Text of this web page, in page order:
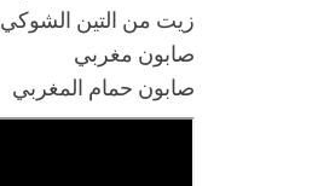
زيت من التين الشوكي
صابون مغربي
صابون حمام المغربي